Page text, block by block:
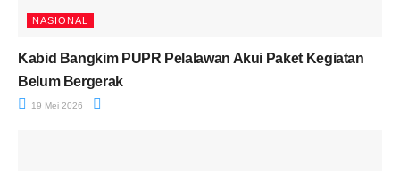
NASIONAL
Kabid Bangkim PUPR Pelalawan Akui Paket Kegiatan
Belum Bergerak
19 Mei 2026